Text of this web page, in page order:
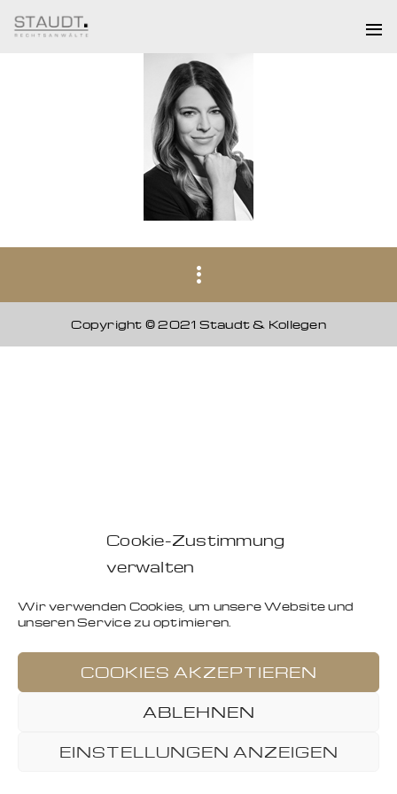
Cookie-Zustimmung
verwalten
Wir verwenden Cookies, um unsere Website und
unseren Service zu optimieren.
COOKIES AKZEPTIEREN
ABLEHNEN
EINSTELLUNGEN ANZEIGEN
Copyright © 2021 Staudt & Kollegen